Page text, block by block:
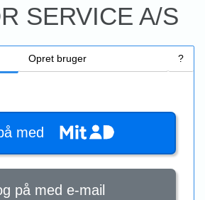
SERVICE A/S
Opret bruger ?
med
på med e-mail